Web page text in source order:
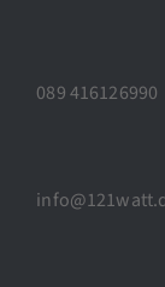
089 416126990